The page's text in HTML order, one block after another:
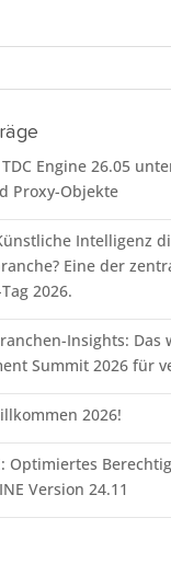
Engine 26.05
Proxy-Objekte
Intelligenz
Eine der
2026.
Insights: Das
Summit 2026 für
2026!
Optimiertes
Version 24.11